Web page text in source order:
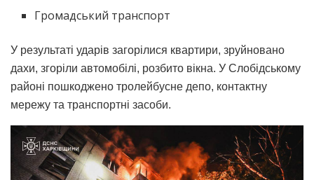
Громадський транспорт
У результаті ударів загорілися квартири, зруйновано
дахи, згоріли автомобілі, розбито вікна. У Слобідському
районі пошкоджено тролейбусне депо, контактну
мережу та транспортні засоби.